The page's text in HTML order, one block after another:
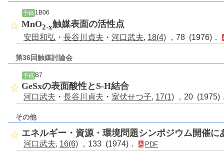
予稿 1B06
MnO2-x触媒表面の活性点
安田和弘 ・ 長谷川貞夫 ・ 河口武夫, 18(4) ，78 (1976)．
第36回触媒討論会
予稿B7
GeSxの表面酸性とS-H結合
河口武夫 ・ 長谷川貞夫 ・ 室伏せつ子, 17(1) ，20 (1975)
その他
エネルギー・資源・環境問題シンポジウム開催に
河口武夫, 16(6) ，133 (1974)． PDF